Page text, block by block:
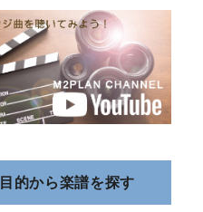
目的から楽譜を探す